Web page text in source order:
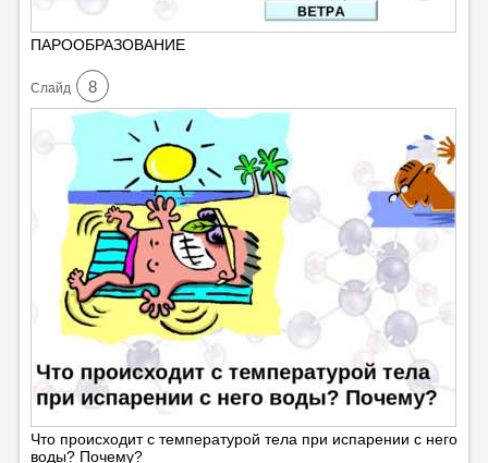
ПАРООБРАЗОВАНИЕ
Cлайд 8
Что происходит с температурой тела при испарении с него
воды? Почему?